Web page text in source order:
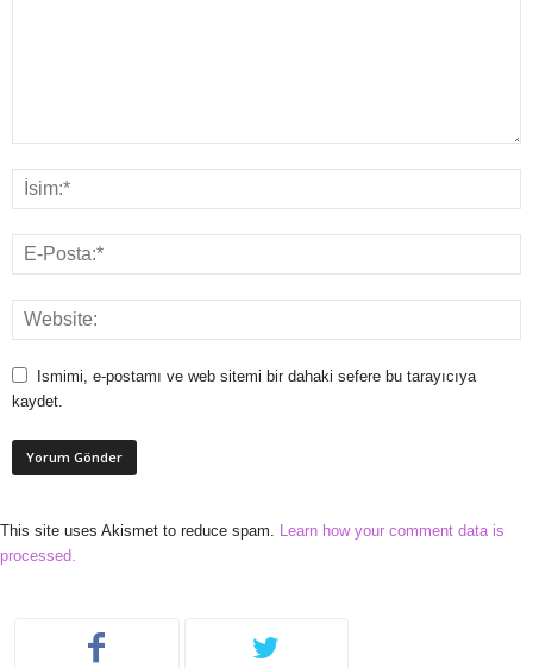
Ismimi, e-postamı ve web sitemi bir dahaki sefere bu tarayıcıya
kaydet.
This site uses Akismet to reduce spam. Learn how your comment data is
processed.